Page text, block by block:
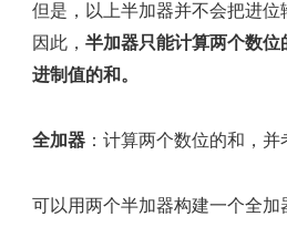
但是，以上半加器并不会把进位
因此， 半加器只能计算两个数
进制值的和。
全加器 ：计算两个数位的和，并
可以用两个半加器构建一个全加